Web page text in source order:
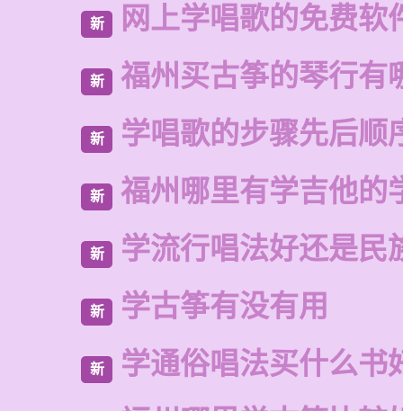
新 网上学唱歌的免费软
新 福州买古筝的琴行有
新 学唱歌的步骤先后顺
新 福州哪里有学吉他的
新 学流行唱法好还是民
新 学古筝有没有用
新
学通俗唱法买什么书